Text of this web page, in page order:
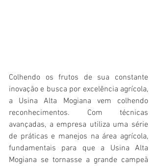
Colhendo os frutos de sua constante
inovação e busca por excelência agrícola,
a Usina Alta Mogiana vem colhendo
reconhecimentos. Com técnicas
avançadas, a empresa utiliza uma série
de práticas e manejos na área agrícola,
fundamentais para que a Usina Alta
Mogiana se tornasse a grande campeã